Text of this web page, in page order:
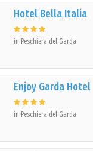
Hotel Bella Italia
in Peschiera del Garda
Enjoy Garda Hotel
in Peschiera del Garda